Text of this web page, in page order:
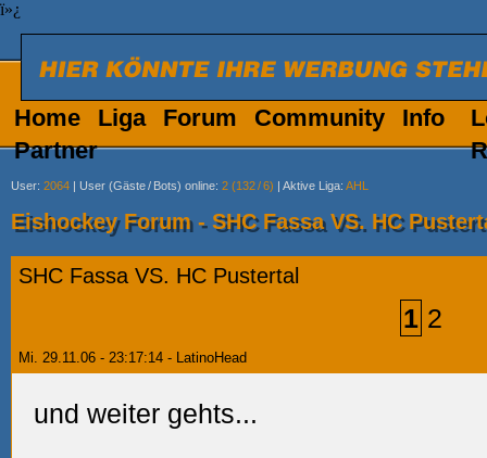
ï»¿
Home Liga Forum Community
Info
Partner
User: 2064 | User (Gäste/ Bots) online: 2 (132/6) | Aktive Liga: AHL
Eishockey Forum - SHC Fassa VS. HC
SHC Fassa VS. HC Pustertal
1 2
Mi. 29.11.06 - 23:17:14 - LatinoHead
und weiter gehts...